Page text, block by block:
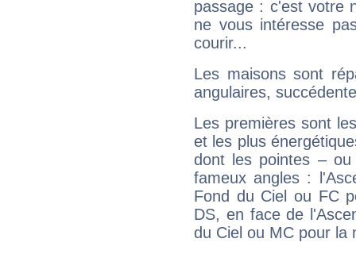
passage : c'est votre
ne vous intéresse
courir...
Les maisons sont
angulaires,
Les premières sont
et les plus
dont les pointes –
fameux angles :
Fond du Ciel ou FC
DS, en face de
du Ciel ou MC pour la